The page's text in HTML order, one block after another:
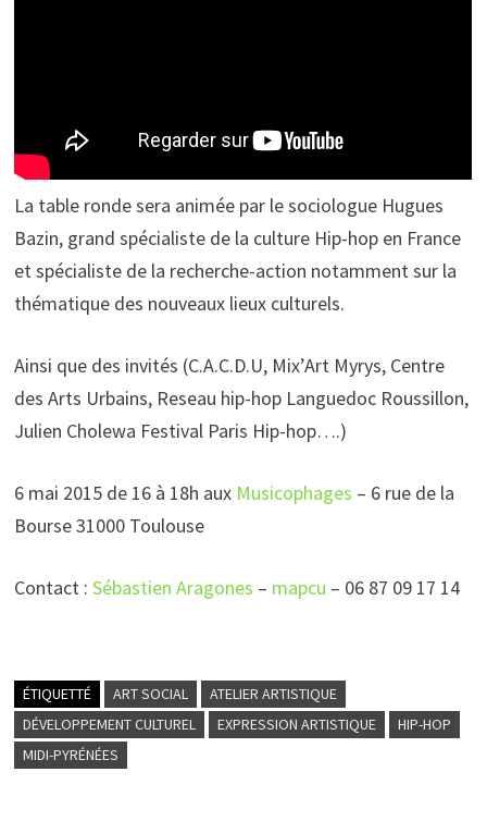
La table ronde sera animée par le sociologue Hugues
Bazin, grand spécialiste de la culture Hip-hop en France
et spécialiste de la recherche-action notamment sur la
thématique des nouveaux lieux culturels.
Ainsi que des invités (C.A.C.D.U, Mix’Art Myrys, Centre
des Arts Urbains, Reseau hip-hop Languedoc Roussillon,
Julien Cholewa Festival Paris Hip-hop….)
6 mai 2015 de 16 à 18h aux Musicophages – 6 rue de la
Bourse 31000 Toulouse
Contact :Sébastien Aragones – mapcu – 06 87 09 17 14
ÉTIQUETTÉ ART SOCIAL
ATELIER ARTISTIQUE
DÉVELOPPEMENT CULTUREL
EXPRESSION ARTISTIQUE
HIP-HOP
MIDI-PYRÉNÉES